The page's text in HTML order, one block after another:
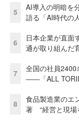
5
AI導入の明暗を
語る「AI時代の
6
日本企業が直
通が取り組んだ
7
全国の社員2400
――「ALL
8
食品製造業のエ
著 “経営と現場